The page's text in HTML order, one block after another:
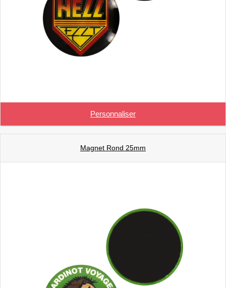
Personnaliser
Magnet Rond 25mm